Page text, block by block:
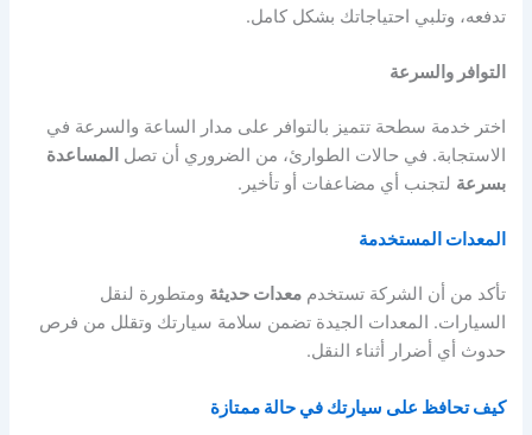
تدفعه، وتلبي احتياجاتك بشكل كامل.
التوافر والسرعة
اختر خدمة سطحة تتميز بالتوافر على مدار الساعة والسرعة في
الاستجابة. في حالات الطوارئ، من الضروري أن تصل المساعدة
بسرعة لتجنب أي مضاعفات أو تأخير.
المعدات المستخدمة
تأكد من أن الشركة تستخدممعدات حديثة ومتطورة لنقل
السيارات. المعدات الجيدة تضمن سلامة سيارتك وتقلل من فرص
حدوث أي أضرار أثناء النقل.
كيف تحافظ على سيارتك في حالة ممتازة